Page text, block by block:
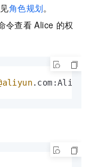
角色规划。
令查看 Alice 的权